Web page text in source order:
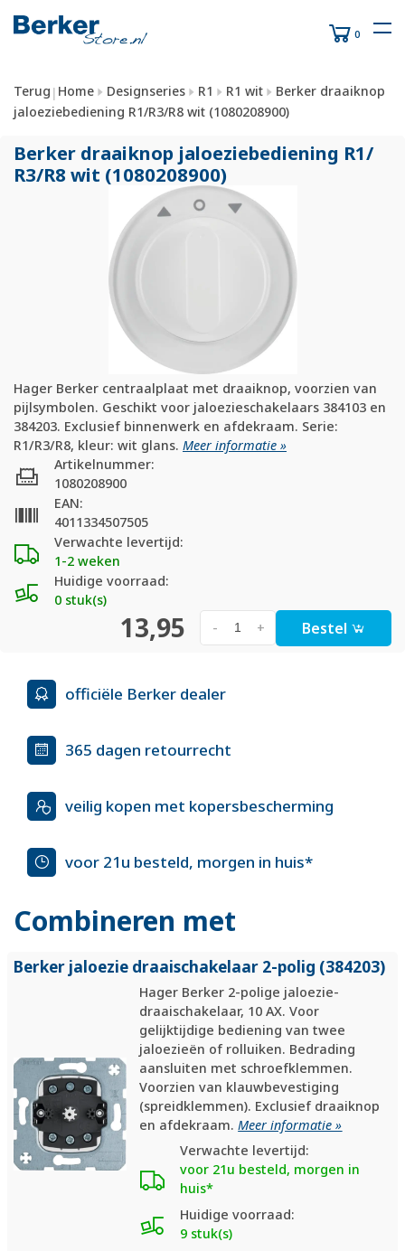
0
Terug | Home Designseries R1 R1 wit
Berker draaiknop
jaloeziebediening R1/R3/R8 wit (1080208900)
Berker draaiknop jaloeziebediening R1/
R3/R8 wit (1080208900)
Hager Berker centraalplaat met draaiknop, voorzien van
pijlsymbolen. Geschikt voor jaloezieschakelaars 384103 en
384203. Exclusief binnenwerk en afdekraam. Serie:
R1/R3/R8, kleur: wit glans. Meer informatie »
Verwachte levertijd:
1-2 weken
Huidige voorraad:
0 stuk(s)
Artikelnummer:
1080208900
EAN:
4011334507505
13,95 +
- Bestel
officiële Berker dealer
365 dagen retourrecht
veilig kopen met kopersbescherming
voor 21u besteld, morgen in huis*
Combineren met
Berker jaloezie draaischakelaar 2-polig (384203)
Hager Berker 2-polige jaloezie-
draaischakelaar, 10 AX. Voor
gelijktijdige bediening van twee
jaloezieën of rolluiken. Bedrading
aansluiten met schroefklemmen.
Voorzien van klauwbevestiging
(spreidklemmen). Exclusief draaiknop
en afdekraam.Meer informatie »
Verwachte levertijd:
voor 21u besteld, morgen in
huis*
Huidige voorraad:
9 stuk(s)